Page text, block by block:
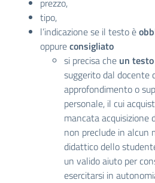
prezzo,
tipo,
l’indicazione se il testo è
oppureconsigliato
si precisa che un
suggerito dal docente
approfondimento o
personale, il cui
mancata acquisizione
non preclude in alcun
didattico dello
un valido aiuto per
esercitarsi in